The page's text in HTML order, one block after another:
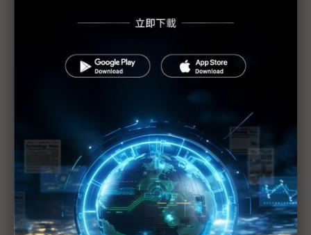
台美同步釋出無人機大單 考驗供應鏈三大備戰指標
漢翔與美國Vantor結盟 導入無人機無GPS核心技術
攸泰科技：無人機GCS訂單開始導入
金興精密布局中國外溢商機 泰國自動化產線1H26量